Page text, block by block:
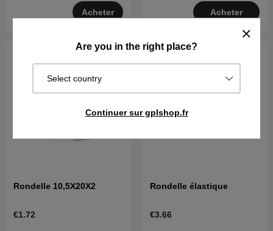
Are you in the right place?
Select country
Continuer sur gplshop.fr
Acheter Acheter
Rondelle 10,5X20X2
€1.72
Rondelle élastique
€3.66